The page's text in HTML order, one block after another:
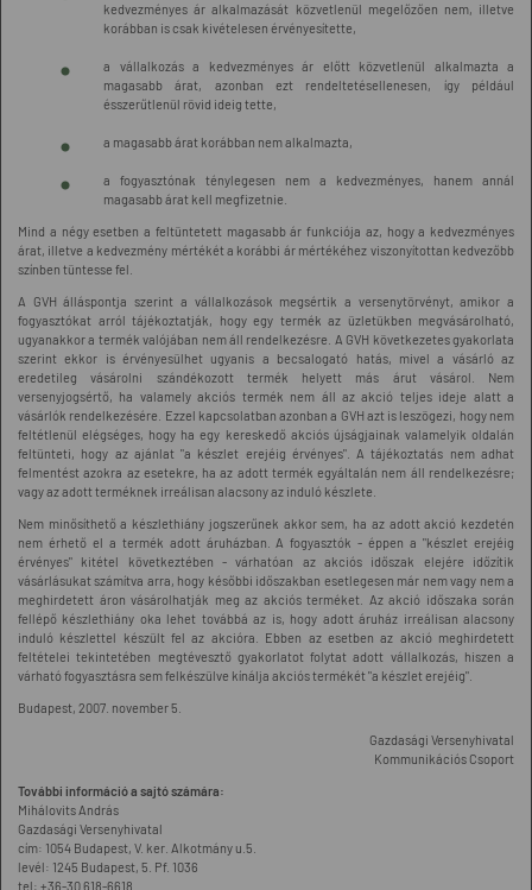
kedvezményes ár alkalmazását közvetlenül megelőzően nem, illetve
korábban is csak kivételesen érvényesítette,
a vállalkozás a kedvezményes ár előtt közvetlenül alkalmazta a
magasabb árat, azonban ezt rendeltetésellenesen, így például
ésszerűtlenül rövid ideig tette,
a magasabb árat korábban nem alkalmazta,
a fogyasztónak ténylegesen nem a kedvezményes, hanem annál
magasabb árat kell megfizetnie.
Mind a négy esetben a feltüntetett magasabb ár funkciója az, hogy a kedvezményes
árat, illetve a kedvezmény mértékét a korábbi ár mértékéhez viszonyítottan kedvezőbb
színben tüntesse fel.
A GVH álláspontja szerint a vállalkozások megsértik a versenytörvényt, amikor a
fogyasztókat arról tájékoztatják, hogy egy termék az üzletükben megvásárolható,
ugyanakkor a termék valójában nem áll rendelkezésre. A GVH következetes gyakorlata
szerint ekkor is érvényesülhet ugyanis a becsalogató hatás, mivel a vásárló az
eredetileg vásárolni szándékozott termék helyett más árut vásárol. Nem
versenyjogsértő, ha valamely akciós termék nem áll az akció teljes ideje alatt a
vásárlók rendelkezésére. Ezzel kapcsolatban azonban a GVH azt is leszögezi, hogy nem
feltétlenül elégséges, hogy ha egy kereskedő akciós újságjainak valamelyik oldalán
feltünteti, hogy az ajánlat "a készlet erejéig érvényes". A tájékoztatás nem adhat
felmentést azokra az esetekre, ha az adott termék egyáltalán nem áll rendelkezésre;
vagy az adott terméknek irreálisan alacsony az induló készlete.
Nem minősíthető a készlethiány jogszerűnek akkor sem, ha az adott akció kezdetén
nem érhető el a termék adott áruházban. A fogyasztók - éppen a "készlet erejéig
érvényes" kitétel következtében - várhatóan az akciós időszak elejére időzítik
vásárlásukat számítva arra, hogy későbbi időszakban esetlegesen már nem vagy nem a
meghirdetett áron vásárolhatják meg az akciós terméket. Az akció időszaka során
fellépő készlethiány oka lehet továbbá az is, hogy adott áruház irreálisan alacsony
induló készlettel készült fel az akcióra. Ebben az esetben az akció meghirdetett
feltételei tekintetében megtévesztő gyakorlatot folytat adott vállalkozás, hiszen a
várható fogyasztásra sem felkészülve kínálja akciós termékét "a készlet erejéig".
Budapest, 2007. november 5.
Gazdasági Versenyhivatal
Kommunikációs Csoport
További információ a sajtó számára:
Mihálovits András
Gazdasági Versenyhivatal
cím: 1054 Budapest, V. ker. Alkotmány u.5.
levél: 1245 Budapest, 5. Pf. 1036
tel: +36-30 618-6618